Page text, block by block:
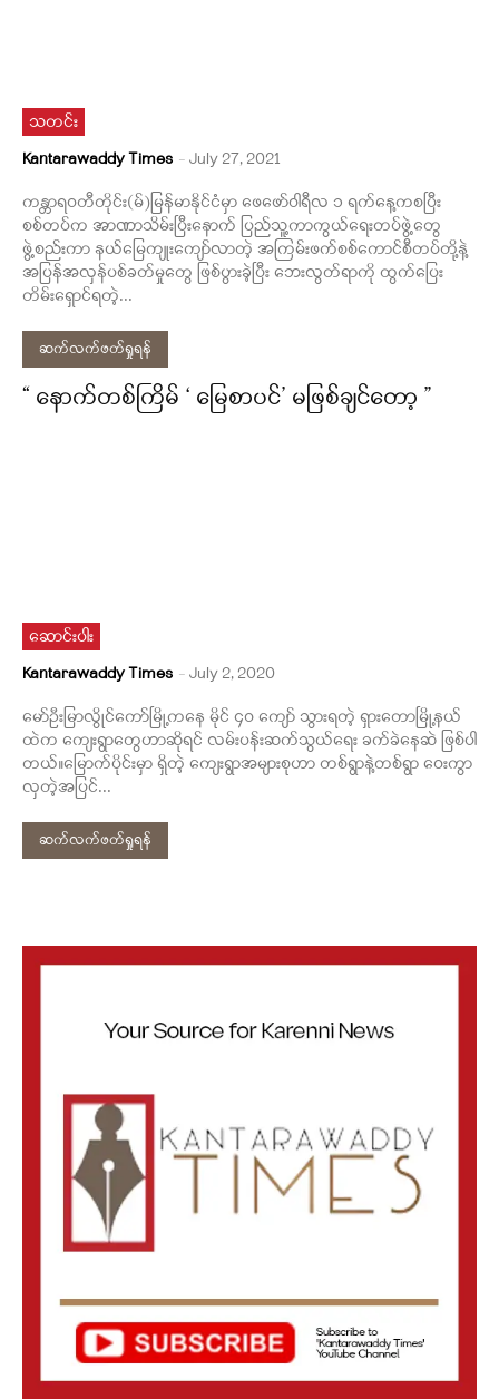
သတင်း
Kantarawaddy Times - July 27, 2021
ကန္တာရဝတီတိုင်း(မ်)မြန်မာနိုင်ငံမှာ ဖေဖော်ဝါရီလ ၁ ရက်နေ့ကစပြီး
စစ်တပ်က အာဏာသိမ်းပြီးနောက် ပြည်သူ့ကာကွယ်ရေးတပ်ဖွဲ့တွေ
ဖွဲ့စည်းကာ နယ်မြေကျုးကျော်လာတဲ့ အကြမ်းဖက်စစ်ကောင်စီတပ်တို့နဲ့
အပြန်အလှန်ပစ်ခတ်မှုတွေ ဖြစ်ပွားခဲ့ပြီး ဘေးလွတ်ရာကို ထွက်ပြေး
တိမ်းရှောင်ရတဲ့...
ဆက်လက်ဖတ်ရှုရန်
“ နောက်တစ်ကြိမ် ‘ မြေစာပင်’ မဖြစ်ချင်တော့ ”
ဆောင်းပါး
Kantarawaddy Times - July 2, 2020
မော်ဦးမြာလွိုင်ကော်မြို့ကနေ မိုင် ၄ဝ ကျော် သွားရတဲ့ ရှားတောမြို့နယ်
ထဲက ကျေးရွာတွေဟာဆိုရင် လမ်းပန်းဆက်သွယ်ရေး ခက်ခဲနေဆဲ ဖြစ်ပါ
တယ်။မြောက်ပိုင်းမှာ ရှိတဲ့ ကျေးရွာအများစုဟာ တစ်ရွာနဲ့တစ်ရွာ ဝေးကွာ
လှတဲ့အပြင်...
ဆက်လက်ဖတ်ရှုရန်